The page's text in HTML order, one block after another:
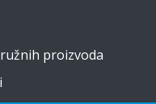
proizvoda